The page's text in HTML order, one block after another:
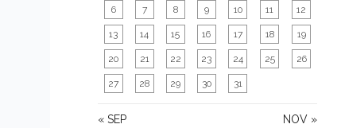
« SEP NOV »
6 7 8 9 10 11 12
13 14 15 16 17 18 19
20 21 22 23 24 25 26
27 28 29 30 31